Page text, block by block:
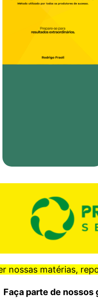
nossas matérias,
Faça parte de nossos